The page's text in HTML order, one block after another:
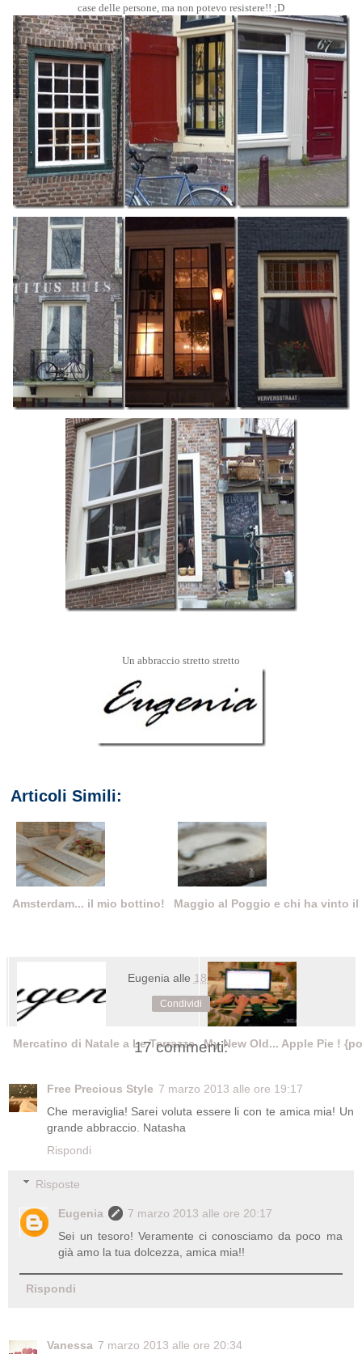
case delle persone, ma non potevo resistere!! ;D
Un abbraccio stretto stretto
Articoli Simili:
Amsterdam... il mio bottino! Maggio al Poggio e chi ha vinto il
Mercatino di Natale a Le Terrazze My New Old... Apple Pie !
Eugenia alle 18:30
Condividi
17 commenti:
Free Precious Style 7 marzo 2013 alle ore 19:17
Che meraviglia! Sarei voluta essere li con te amica mia! Un
grande abbraccio. Natasha
Rispondi
Risposte
Eugenia
7 marzo 2013 alle ore 20:17
Sei un tesoro! Veramente ci conosciamo da poco ma
già amo la tua dolcezza, amica mia!!
Rispondi
Vanessa 7 marzo 2013 alle ore 20:34